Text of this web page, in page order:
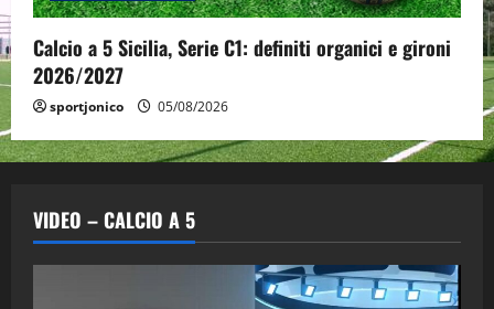
Calcio a 5 Sicilia, Serie C1: definiti organici e gironi
2026/2027
sportjonico 05/08/2026
VIDEO – CALCIO A 5